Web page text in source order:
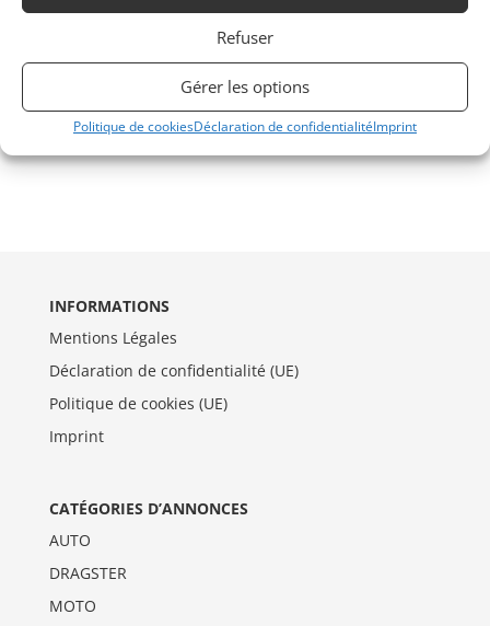
Refuser
Gérer les options
Politique de cookiesDéclaration de confidentialitéImprint
INFORMATIONS
Mentions Légales
Déclaration de confidentialité (UE)
Politique de cookies (UE)
Imprint
CATÉGORIES D’ANNONCES
AUTO
DRAGSTER
MOTO